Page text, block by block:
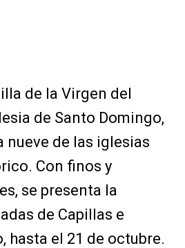
de la Virgen del
de Santo Domingo,
nueve de las iglesias
Con finos y
se presenta la
de Capillas e
hasta el 21 de octubre.